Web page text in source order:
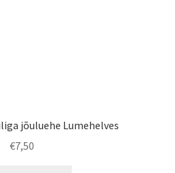
jõuluehe Lumehelves
€7,50